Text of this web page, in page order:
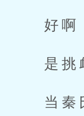
好啊
是挑
当秦